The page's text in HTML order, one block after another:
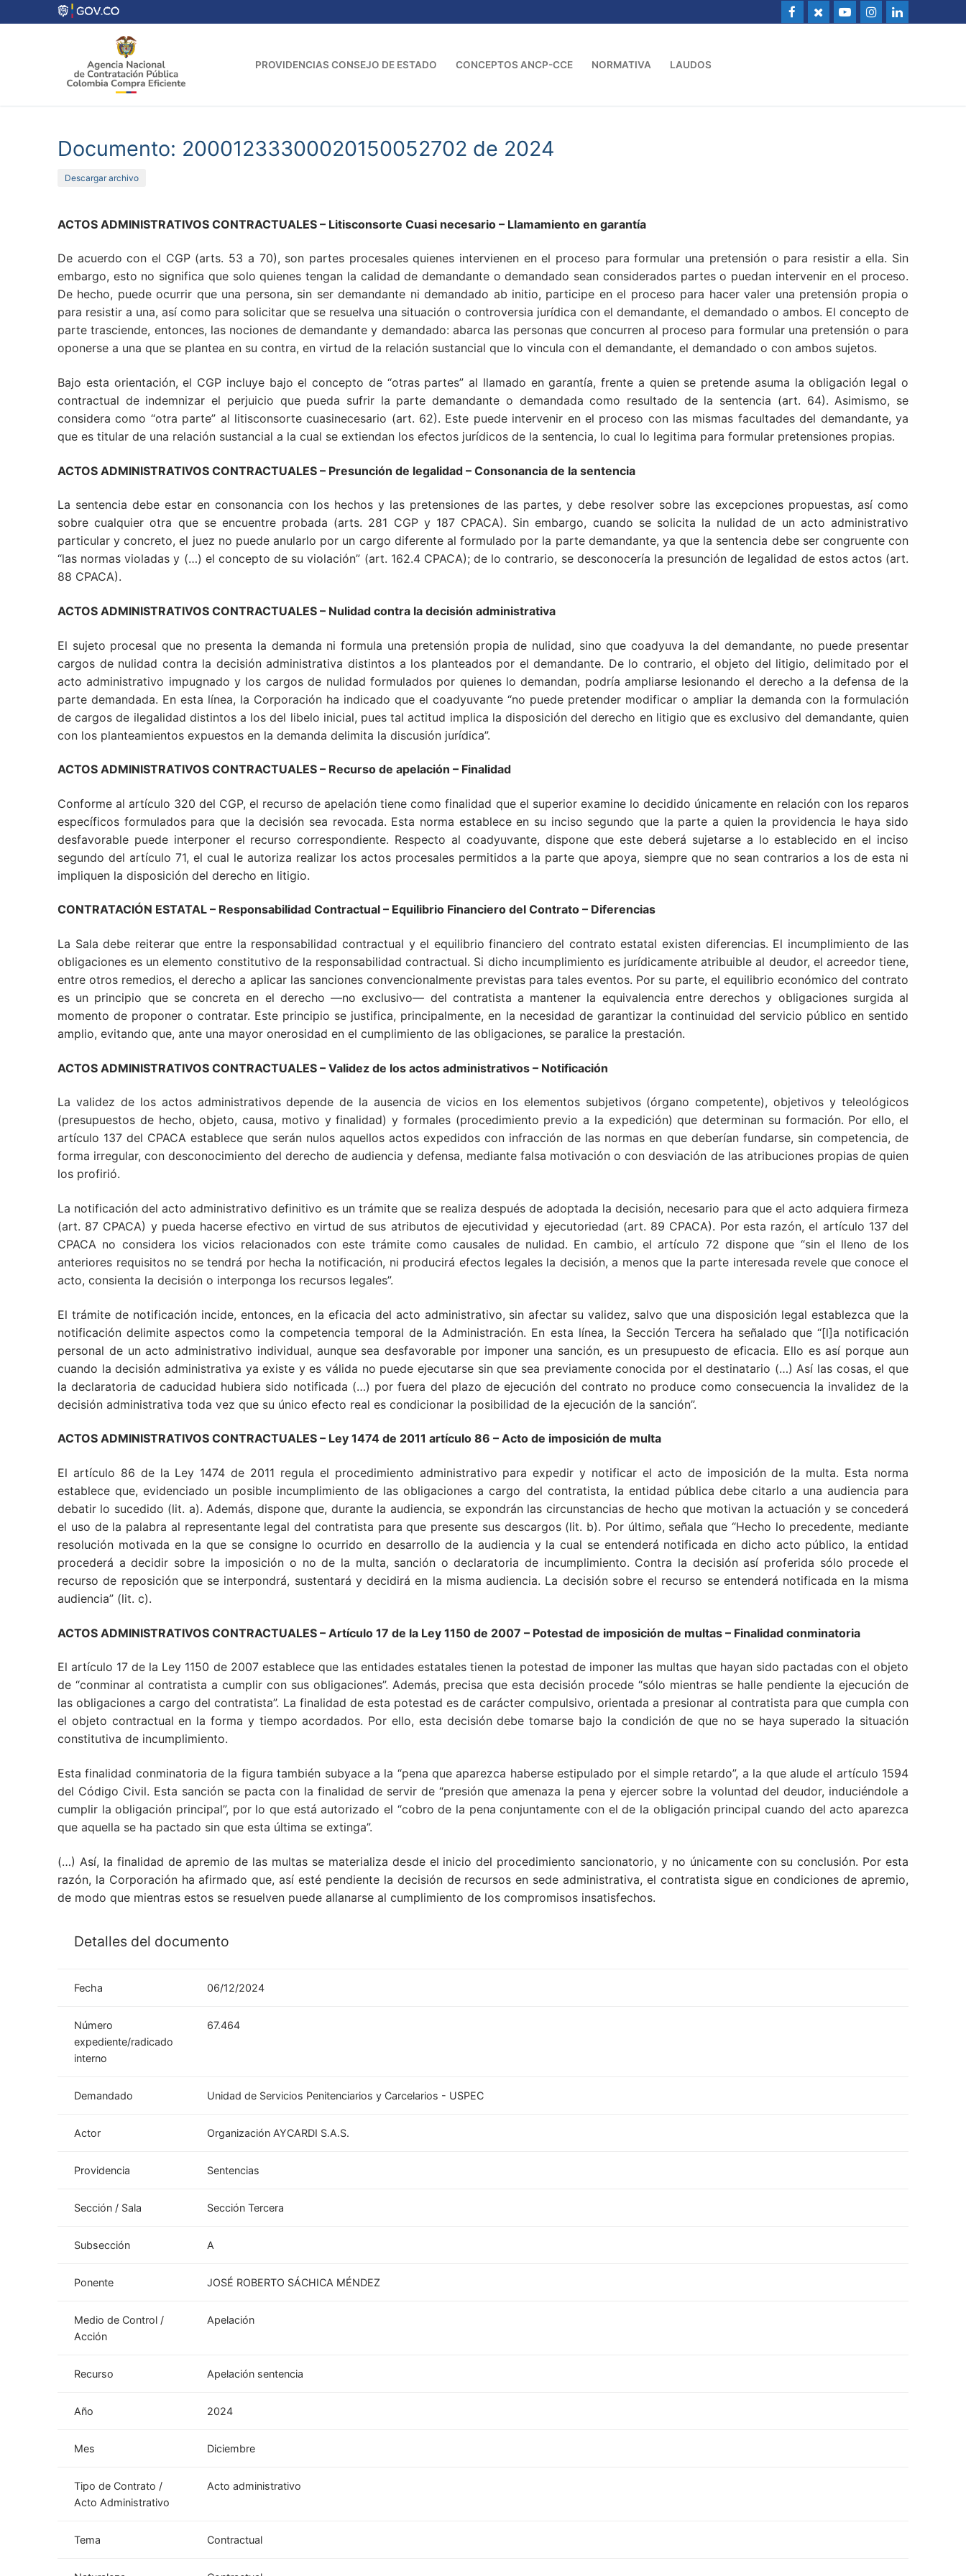
al
PROVIDENCIAS CONSEJO DE ESTADO CONCEPTOS ANCP-CCE NORMATIVA LAUDOS
Documento: 20001233300020150052702 de 2024
Descargar archivo
ACTOS ADMINISTRATIVOS CONTRACTUALES – Litisconsorte Cuasi necesario – Llamamiento en garantía
De acuerdo con el CGP (arts. 53 a 70), son partes procesales quienes intervienen en el proceso para formular una pretensión o para resistir a ella. Sin
embargo, esto no significa que solo quienes tengan la calidad de demandante o demandado sean considerados partes o puedan intervenir en el proceso.
De hecho, puede ocurrir que una persona, sin ser demandante ni demandado ab initio, participe en el proceso para hacer valer una pretensión propia o
para resistir a una, así como para solicitar que se resuelva una situación o controversia jurídica con el demandante, el demandado o ambos. El concepto de
parte trasciende, entonces, las nociones de demandante y demandado: abarca las personas que concurren al proceso para formular una pretensión o para
oponerse a una que se plantea en su contra, en virtud de la relación sustancial que lo vincula con el demandante, el demandado o con ambos sujetos.
Bajo esta orientación, el CGP incluye bajo el concepto de “otras partes” al llamado en garantía, frente a quien se pretende asuma la obligación legal o
contractual de indemnizar el perjuicio que pueda sufrir la parte demandante o demandada como resultado de la sentencia (art. 64). Asimismo, se
considera como “otra parte” al litisconsorte cuasinecesario (art. 62). Este puede intervenir en el proceso con las mismas facultades del demandante, ya
que es titular de una relación sustancial a la cual se extiendan los efectos jurídicos de la sentencia, lo cual lo legitima para formular pretensiones propias.
ACTOS ADMINISTRATIVOS CONTRACTUALES – Presunción de legalidad – Consonancia de la sentencia
La sentencia debe estar en consonancia con los hechos y las pretensiones de las partes, y debe resolver sobre las excepciones propuestas, así como
sobre cualquier otra que se encuentre probada (arts. 281 CGP y 187 CPACA). Sin embargo, cuando se solicita la nulidad de un acto administrativo
particular y concreto, el juez no puede anularlo por un cargo diferente al formulado por la parte demandante, ya que la sentencia debe ser congruente con
“las normas violadas y (…) el concepto de su violación” (art. 162.4 CPACA); de lo contrario, se desconocería la presunción de legalidad de estos actos (art.
88 CPACA).
ACTOS ADMINISTRATIVOS CONTRACTUALES – Nulidad contra la decisión administrativa
El sujeto procesal que no presenta la demanda ni formula una pretensión propia de nulidad, sino que coadyuva la del demandante, no puede presentar
cargos de nulidad contra la decisión administrativa distintos a los planteados por el demandante. De lo contrario, el objeto del litigio, delimitado por el
acto administrativo impugnado y los cargos de nulidad formulados por quienes lo demandan, podría ampliarse lesionando el derecho a la defensa de la
parte demandada. En esta línea, la Corporación ha indicado que el coadyuvante “no puede pretender modificar o ampliar la demanda con la formulación
de cargos de ilegalidad distintos a los del libelo inicial, pues tal actitud implica la disposición del derecho en litigio que es exclusivo del demandante, quien
con los planteamientos expuestos en la demanda delimita la discusión jurídica”.
ACTOS ADMINISTRATIVOS CONTRACTUALES – Recurso de apelación – Finalidad
Conforme al artículo 320 del CGP, el recurso de apelación tiene como finalidad que el superior examine lo decidido únicamente en relación con los reparos
específicos formulados para que la decisión sea revocada. Esta norma establece en su inciso segundo que la parte a quien la providencia le haya sido
desfavorable puede interponer el recurso correspondiente. Respecto al coadyuvante, dispone que este deberá sujetarse a lo establecido en el inciso
segundo del artículo 71, el cual le autoriza realizar los actos procesales permitidos a la parte que apoya, siempre que no sean contrarios a los de esta ni
impliquen la disposición del derecho en litigio.
CONTRATACIÓN ESTATAL – Responsabilidad Contractual – Equilibrio Financiero del Contrato – Diferencias
La Sala debe reiterar que entre la responsabilidad contractual y el equilibrio financiero del contrato estatal existen diferencias. El incumplimiento de las
obligaciones es un elemento constitutivo de la responsabilidad contractual. Si dicho incumplimiento es jurídicamente atribuible al deudor, el acreedor tiene,
entre otros remedios, el derecho a aplicar las sanciones convencionalmente previstas para tales eventos. Por su parte, el equilibrio económico del contrato
es un principio que se concreta en el derecho —no exclusivo— del contratista a mantener la equivalencia entre derechos y obligaciones surgida al
momento de proponer o contratar. Este principio se justifica, principalmente, en la necesidad de garantizar la continuidad del servicio público en sentido
amplio, evitando que, ante una mayor onerosidad en el cumplimiento de las obligaciones, se paralice la prestación.
ACTOS ADMINISTRATIVOS CONTRACTUALES – Validez de los actos administrativos – Notificación
La validez de los actos administrativos depende de la ausencia de vicios en los elementos subjetivos (órgano competente), objetivos y teleológicos
(presupuestos de hecho, objeto, causa, motivo y finalidad) y formales (procedimiento previo a la expedición) que determinan su formación. Por ello, el
artículo 137 del CPACA establece que serán nulos aquellos actos expedidos con infracción de las normas en que deberían fundarse, sin competencia, de
forma irregular, con desconocimiento del derecho de audiencia y defensa, mediante falsa motivación o con desviación de las atribuciones propias de quien
los profirió.
La notificación del acto administrativo definitivo es un trámite que se realiza después de adoptada la decisión, necesario para que el acto adquiera firmeza
(art. 87 CPACA) y pueda hacerse efectivo en virtud de sus atributos de ejecutividad y ejecutoriedad (art. 89 CPACA). Por esta razón, el artículo 137 del
CPACA no considera los vicios relacionados con este trámite como causales de nulidad. En cambio, el artículo 72 dispone que “sin el lleno de los
anteriores requisitos no se tendrá por hecha la notificación, ni producirá efectos legales la decisión, a menos que la parte interesada revele que conoce el
acto, consienta la decisión o interponga los recursos legales”.
El trámite de notificación incide, entonces, en la eficacia del acto administrativo, sin afectar su validez, salvo que una disposición legal establezca que la
notificación delimite aspectos como la competencia temporal de la Administración. En esta línea, la Sección Tercera ha señalado que “[l]a notificación
personal de un acto administrativo individual, aunque sea desfavorable por imponer una sanción, es un presupuesto de eficacia. Ello es así porque aun
cuando la decisión administrativa ya existe y es válida no puede ejecutarse sin que sea previamente conocida por el destinatario (…) Así las cosas, el que
la declaratoria de caducidad hubiera sido notificada (…) por fuera del plazo de ejecución del contrato no produce como consecuencia la invalidez de la
decisión administrativa toda vez que su único efecto real es condicionar la posibilidad de la ejecución de la sanción”.
ACTOS ADMINISTRATIVOS CONTRACTUALES – Ley 1474 de 2011 artículo 86 – Acto de imposición de multa
El artículo 86 de la Ley 1474 de 2011 regula el procedimiento administrativo para expedir y notificar el acto de imposición de la multa. Esta norma
establece que, evidenciado un posible incumplimiento de las obligaciones a cargo del contratista, la entidad pública debe citarlo a una audiencia para
debatir lo sucedido (lit. a). Además, dispone que, durante la audiencia, se expondrán las circunstancias de hecho que motivan la actuación y se concederá
el uso de la palabra al representante legal del contratista para que presente sus descargos (lit. b). Por último, señala que “Hecho lo precedente, mediante
resolución motivada en la que se consigne lo ocurrido en desarrollo de la audiencia y la cual se entenderá notificada en dicho acto público, la entidad
procederá a decidir sobre la imposición o no de la multa, sanción o declaratoria de incumplimiento. Contra la decisión así proferida sólo procede el
recurso de reposición que se interpondrá, sustentará y decidirá en la misma audiencia. La decisión sobre el recurso se entenderá notificada en la misma
audiencia” (lit. c).
ACTOS ADMINISTRATIVOS CONTRACTUALES – Artículo 17 de la Ley 1150 de 2007 – Potestad de imposición de multas – Finalidad conminatoria
El artículo 17 de la Ley 1150 de 2007 establece que las entidades estatales tienen la potestad de imponer las multas que hayan sido pactadas con el objeto
de “conminar al contratista a cumplir con sus obligaciones”. Además, precisa que esta decisión procede “sólo mientras se halle pendiente la ejecución de
las obligaciones a cargo del contratista”. La finalidad de esta potestad es de carácter compulsivo, orientada a presionar al contratista para que cumpla con
el objeto contractual en la forma y tiempo acordados. Por ello, esta decisión debe tomarse bajo la condición de que no se haya superado la situación
constitutiva de incumplimiento.
Esta finalidad conminatoria de la figura también subyace a la “pena que aparezca haberse estipulado por el simple retardo”, a la que alude el artículo 1594
del Código Civil. Esta sanción se pacta con la finalidad de servir de “presión que amenaza la pena y ejercer sobre la voluntad del deudor, induciéndole a
cumplir la obligación principal”, por lo que está autorizado el “cobro de la pena conjuntamente con el de la obligación principal cuando del acto aparezca
que aquella se ha pactado sin que esta última se extinga”.
(…) Así, la finalidad de apremio de las multas se materializa desde el inicio del procedimiento sancionatorio, y no únicamente con su conclusión. Por esta
razón, la Corporación ha afirmado que, así esté pendiente la decisión de recursos en sede administrativa, el contratista sigue en condiciones de apremio,
de modo que mientras estos se resuelven puede allanarse al cumplimiento de los compromisos insatisfechos.
Detalles del documento
Fecha 06/12/2024
Número
expediente/radicado
interno
67.464
Demandado Unidad de Servicios Penitenciarios y Carcelarios - USPEC
Actor Organización AYCARDI S.A.S.
Providencia Sentencias
Sección / Sala Sección Tercera
Subsección A
Ponente JOSÉ ROBERTO SÁCHICA MÉNDEZ
Medio de Control /
Acción
Apelación
Recurso Apelación sentencia
Año 2024
Mes Diciembre
Tipo de Contrato /
Acto Administrativo
Acto administrativo
Tema Contractual